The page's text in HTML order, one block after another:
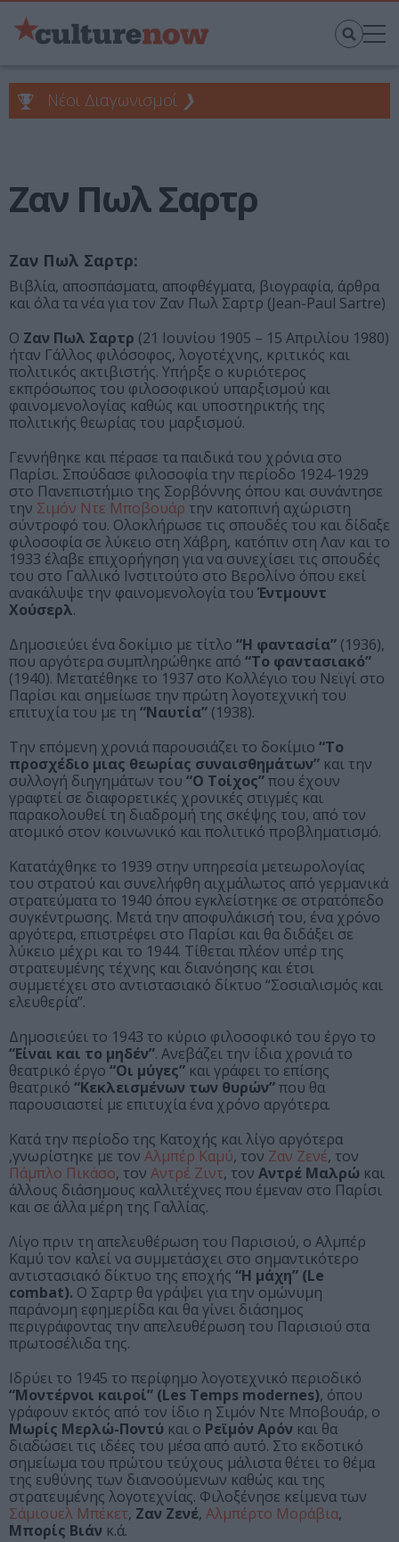
Νέοι Διαγωνισμοί ❯
Ζαν Πωλ Σαρτρ
Ζαν Πωλ Σαρτρ:
Βιβλία, αποσπάσματα, αποφθέγματα, βιογραφία, άρθρα
και όλα τα νέα για τον Ζαν Πωλ Σαρτρ (Jean-Paul Sartre)
Ο Ζαν Πωλ Σαρτρ (21 Ιουνίου 1905 – 15 Απριλίου 1980)
ήταν Γάλλος φιλόσοφος, λογοτέχνης, κριτικός και
πολιτικός ακτιβιστής. Υπήρξε ο κυριότερος
εκπρόσωπος του φιλοσοφικού υπαρξισμού και
φαινομενολογίας καθώς και υποστηρικτής της
πολιτικής θεωρίας του μαρξισμού.
Γεννήθηκε και πέρασε τα παιδικά του χρόνια στο
Παρίσι. Σπούδασε φιλοσοφία την περίοδο 1924-1929
στο Πανεπιστήμιο της Σορβόννης όπου και συνάντησε
την Σιμόν Ντε Μποβουάρ την κατοπινή αχώριστη
σύντροφό του. Ολοκλήρωσε τις σπουδές του και δίδαξε
φιλοσοφία σε λύκειο στη Χάβρη, κατόπιν στη Λαν και το
1933 έλαβε επιχορήγηση για να συνεχίσει τις σπουδές
του στο Γαλλικό Ινστιτούτο στο Βερολίνο όπου εκεί
ανακάλυψε την φαινομενολογία του Έντμουντ
Χούσερλ.
Δημοσιεύει ένα δοκίμιο με τίτλο “Η φαντασία” (1936),
που αργότερα συμπληρώθηκε από “Το φαντασιακό”
(1940). Μετατέθηκε το 1937 στο Κολλέγιο του Νεϊγί στο
Παρίσι και σημείωσε την πρώτη λογοτεχνική του
επιτυχία του με τη “Ναυτία” (1938).
Την επόμενη χρονιά παρουσιάζει το δοκίμιο “Το
προσχέδιο μιας θεωρίας συναισθημάτων” και την
συλλογή διηγημάτων του “Ο Τοίχος”που έχουν
γραφτεί σε διαφορετικές χρονικές στιγμές και
παρακολουθεί τη διαδρομή της σκέψης του, από τον
ατομικό στον κοινωνικό και πολιτικό προβληματισμό.
Κατατάχθηκε το 1939 στην υπηρεσία μετεωρολογίας
του στρατού και συνελήφθη αιχμάλωτος από γερμανικά
στρατεύματα το 1940 όπου εγκλείστηκε σε στρατόπεδο
συγκέντρωσης. Μετά την αποφυλάκισή του, ένα χρόνο
αργότερα, επιστρέφει στο Παρίσι και θα διδάξει σε
λύκειο μέχρι και το 1944. Τίθεται πλέον υπέρ της
στρατευμένης τέχνης και διανόησης και έτσι
συμμετέχει στο αντιστασιακό δίκτυο “Σοσιαλισμός και
ελευθερία”.
Δημοσιεύει το 1943 το κύριο φιλοσοφικό του έργο το
“Είναι και το μηδέν”. Ανεβάζει την ίδια χρονιά το
θεατρικό έργο “Οι μύγες” και γράφει το επίσης
θεατρικό “Κεκλεισμένων των θυρών”που θα
παρουσιαστεί με επιτυχία ένα χρόνο αργότερα.
Κατά την περίοδο της Κατοχής και λίγο αργότερα
,γνωρίστηκε με τον Αλμπέρ Καμύ, τον Ζαν Ζενέ, τον
Πάμπλο Πικάσο, τον Αντρέ Ζιντ, τον Αντρέ Μαλρώ και
άλλους διάσημους καλλιτέχνες που έμεναν στο Παρίσι
και σε άλλα μέρη της Γαλλίας.
Λίγο πριν τη απελευθέρωση του Παρισιού, ο Αλμπέρ
Καμύ τον καλεί να συμμετάσχει στο σημαντικότερο
αντιστασιακό δίκτυο της εποχής “Η μάχη” (Le
combat). Ο Σαρτρ θα γράψει για την ομώνυμη
παράνομη εφημερίδα και θα γίνει διάσημος
περιγράφοντας την απελευθέρωση του Παρισιού στα
πρωτοσέλιδα της.
Ιδρύει το 1945 το περίφημο λογοτεχνικό περιοδικό
“Μοντέρνοι καιροί” (Les Temps modernes), όπου
γράφουν εκτός από τον ίδιο η Σιμόν Ντε Μποβουάρ, ο
Μωρίς Μερλώ-Ποντύ και ο Ρεϊμόν Αρόν και θα
διαδώσει τις ιδέες του μέσα από αυτό. Στο εκδοτικό
σημείωμα του πρώτου τεύχους μάλιστα θέτει το θέμα
της ευθύνης των διανοούμενων καθώς και της
στρατευμένης λογοτεχνίας. Φιλοξένησε κείμενα των
Σάμιουελ Μπέκετ, Ζαν Ζενέ, Αλμπέρτο Μοράβια,
Μπορίς Βιάν κ.ά.